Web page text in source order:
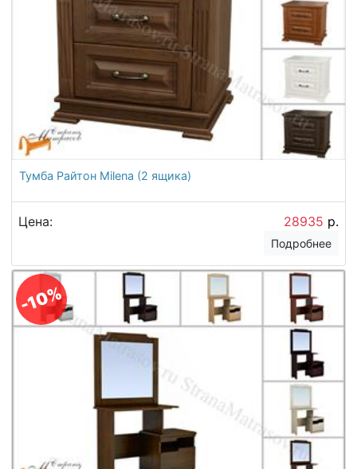
Тумба Райтон Milena (2 ящика)
Цена: 28935 р.
Подробнее
-10%